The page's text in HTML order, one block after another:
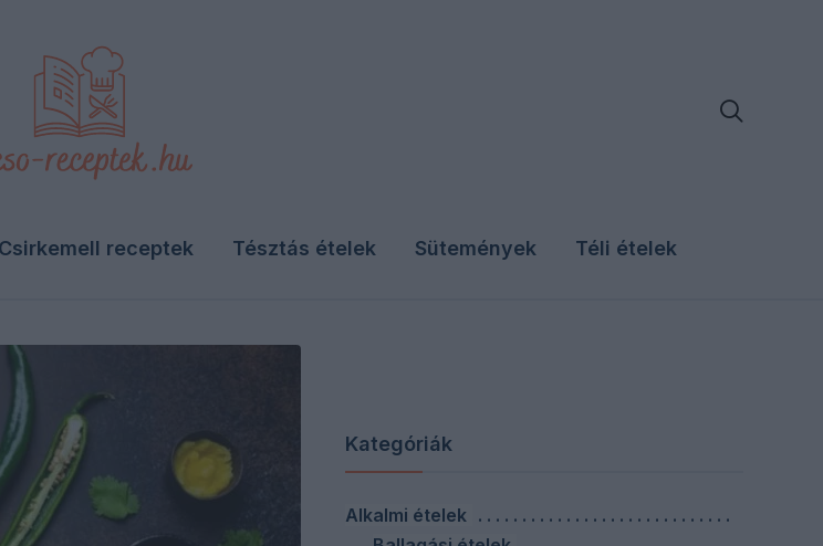

Csirkemell receptek Tésztás ételek Sütemények Téli ételek
Kategóriák
Alkalmi ételek